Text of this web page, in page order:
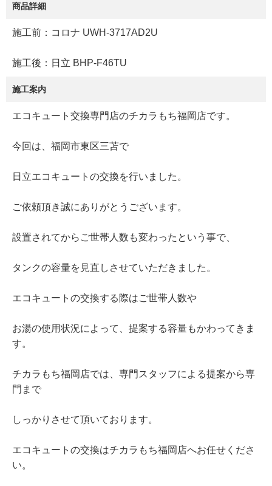
商品詳細
施工前：コロナ UWH-3717AD2U
施工後：日立 BHP-F46TU
施工案内
エコキュート交換専門店のチカラもち福岡店です。
今回は、福岡市東区三苫で
日立エコキュートの交換を行いました。
ご依頼頂き誠にありがとうございます。
設置されてからご世帯人数も変わったという事で、
タンクの容量を見直しさせていただきました。
エコキュートの交換する際はご世帯人数や
お湯の使用状況によって、提案する容量もかわってきま
す。
チカラもち福岡店では、専門スタッフによる提案から専
門まで
しっかりさせて頂いております。
エコキュートの交換はチカラもち福岡店へお任せくださ
い。